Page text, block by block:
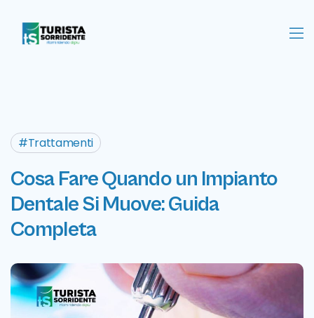
Trattamenti
Cosa Fare Quando un Impianto
Dentale Si Muove: Guida
Completa